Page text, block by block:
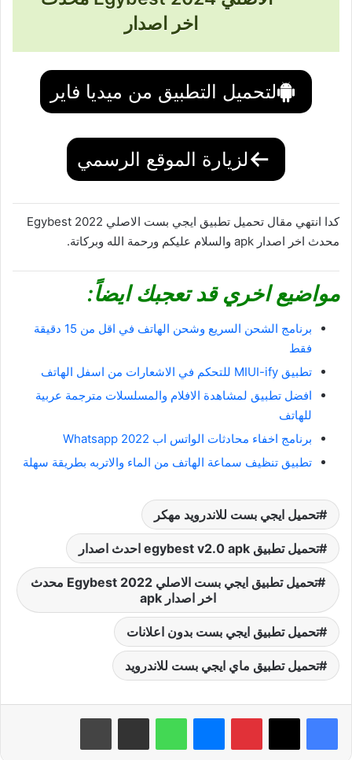
اخر اصدار
لتحميل التطبيق من ميديا فاير
لزيارة الموقع الرسمي
كدا انتهي مقال تحميل تطبيق ايجي بست الاصلي 2022 Egybest
محدث اخر اصدار apk والسلام عليكم ورحمة الله وبركاتة.
مواضيع اخري قد تعجبك ايضاً:
برنامج الشحن السريع وشحن الهاتف في اقل من 15 دقيقة
فقط
تطبيق MIUI-ify للتحكم في الاشعارات من اسفل الهاتف
افضل تطبيق لمشاهدة الافلام والمسلسلات مترجمة عربية
للهاتف
برنامج اخفاء محادثات الواتس اب Whatsapp 2022
تطبيق تنظيف سماعة الهاتف من الماء والاتربه بطريقة سهلة
تحميل ايجي بست للاندرويد مهكر
تحميل تطبيق egybest v2.0 apk احدث اصدار
تحميل تطبيق ايجي بست الاصلي 2022 Egybest محدث
اخر اصدار apk
تحميل تطبيق ايجي بست بدون اعلانات
تحميل تطبيق ماي ايجي بست للاندرويد
بينتيريست واتساب